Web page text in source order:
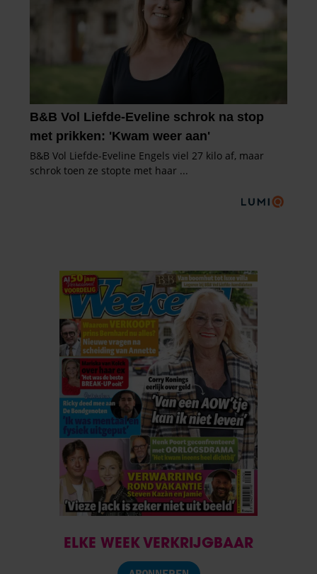
ELKE WEEK VERKRIJGBAAR